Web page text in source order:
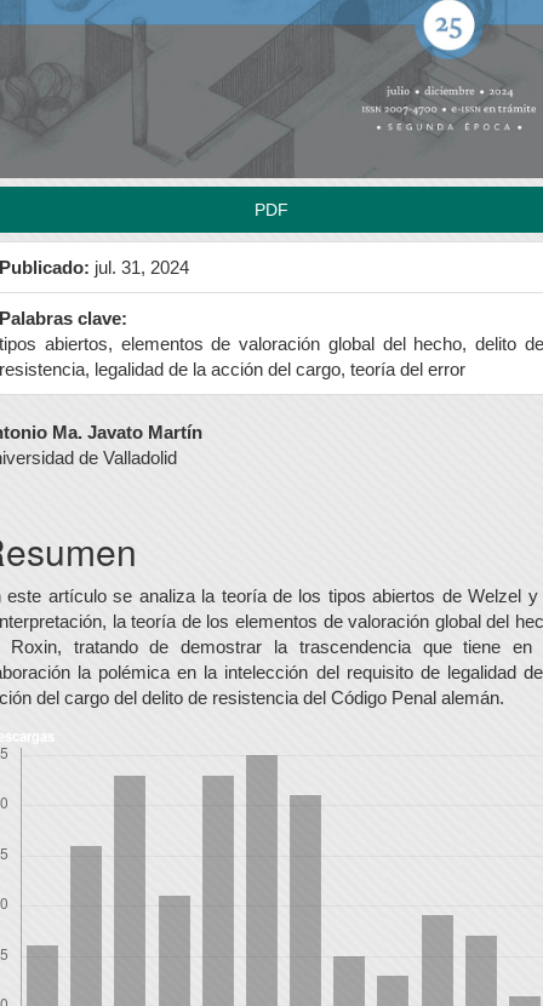
PDF
Publicado: jul. 31, 2024
Palabras clave:
tipos abiertos, elementos de valoración global del hecho, delito de
resistencia, legalidad de la acción del cargo, teoría del error
Ma. Javato Martín
de Valladolid
este artículo se analiza la teoría de los tipos abiertos de Welzel y
la teoría de los elementos de valoración global del
Roxin, tratando de demostrar la trascendencia que tiene en
la polémica en la intelección del requisito de legalidad
del cargo del delito de resistencia del Código Penal alemán.